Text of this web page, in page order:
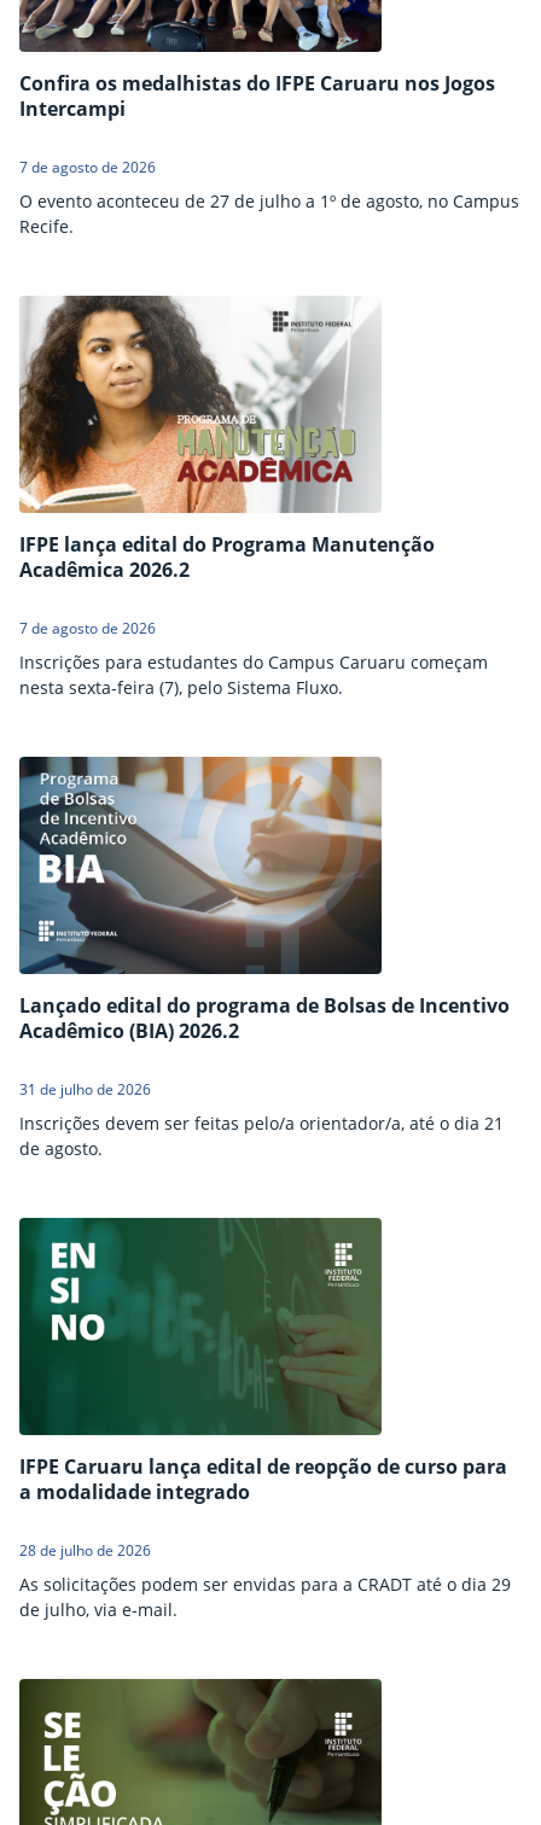
Confira os medalhistas do IFPE Caruaru nos Jogos
Intercampi
7 de agosto de 2026
O evento aconteceu de 27 de julho a 1º de agosto, no Campus
Recife.
IFPE lança edital do Programa Manutenção
Acadêmica 2026.2
7 de agosto de 2026
Inscrições para estudantes do Campus Caruaru começam
nesta sexta-feira (7), pelo Sistema Fluxo.
Lançado edital do programa de Bolsas de Incentivo
Acadêmico (BIA) 2026.2
31 de julho de 2026
Inscrições devem ser feitas pelo/a orientador/a, até o dia 21
de agosto.
IFPE Caruaru lança edital de reopção de curso para
a modalidade integrado
28 de julho de 2026
As solicitações podem ser envidas para a CRADT até o dia 29
de julho, via e-mail.